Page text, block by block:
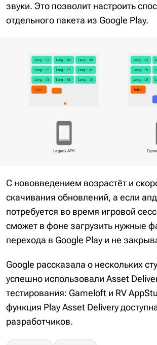
звуки. Это позволит настроить
отдельного пакета из Google Play.
С нововведением возрастёт и
скачивания обновлений, а если
потребуется во время игровой
сможет в фоне загрузить нужные
перехода в Google Play и не
Google рассказала о нескольких
успешно использовали Asset
тестирования: Gameloft и RV
функция Play Asset Delivery
разработчиков.